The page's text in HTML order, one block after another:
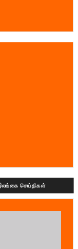
செய்திகள்